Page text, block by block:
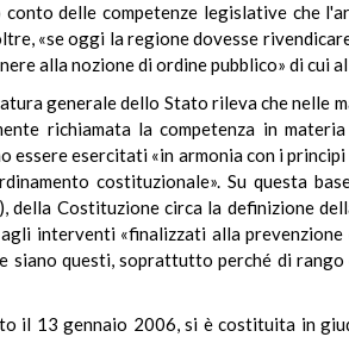
conto delle competenze legislative che
«se oggi la regione dovesse
alla nozione di ordine pubblico» di cui
generale dello Stato rileva che nelle
richiamata la competenza in
esercitati «in armonia con i
costituzionale». Su questa
della Costituzione circa la definizione
interventi «finalizzati alla prevenzione
siano questi, soprattutto perché di
il 13 gennaio 2006, si è costituita in